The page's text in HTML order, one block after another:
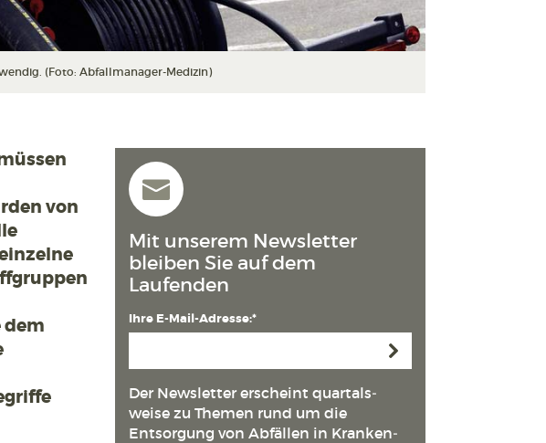
(Foto: Abfallmanager-Medizin)
von
Mit unserem Newsletter
bleiben Sie auf dem
Laufenden
Ihre E-Mail-Adresse:*
Der Newsletter erscheint quartals­
weise zu Themen rund um die
Entsorgung von Abfällen in Kranken­